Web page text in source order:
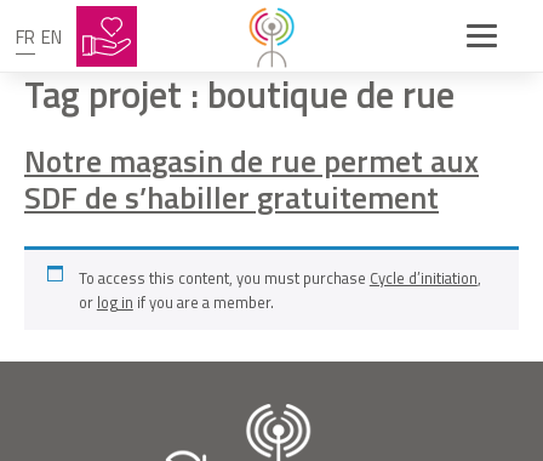
FR EN
Tag projet : boutique de rue
Notre magasin de rue permet aux
SDF de s’habiller gratuitement
To access this content, you must purchase Cycle d’initiation,
or log in if you are a member.